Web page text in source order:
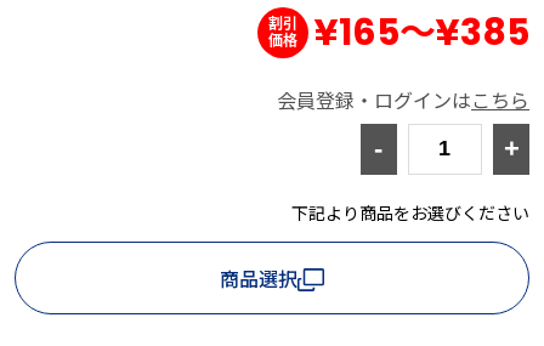
¥165～¥385
会員登録・ログインはこちら
- +
下記より商品をお選びください
商品選択